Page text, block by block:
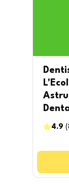
4.9 (